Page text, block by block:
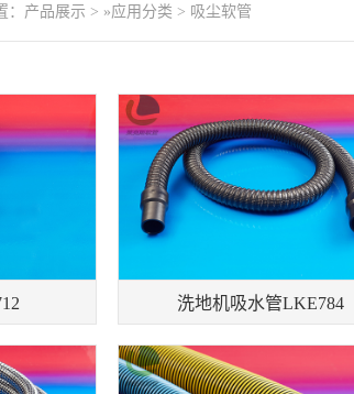
产品展示 > »应用分类 > 吸尘软管
洗地机吸水管LKE784